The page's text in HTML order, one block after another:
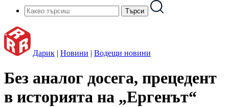
Дарик | Новини | Водещи новини
Без аналог досега, прецедент
в историята на „Ергенът“